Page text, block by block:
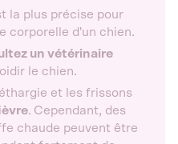
la plus précise pour
corporelle d'un chien.
un vétérinaire
le chien.
et les frissons
. Cependant, des
chaude peuvent être